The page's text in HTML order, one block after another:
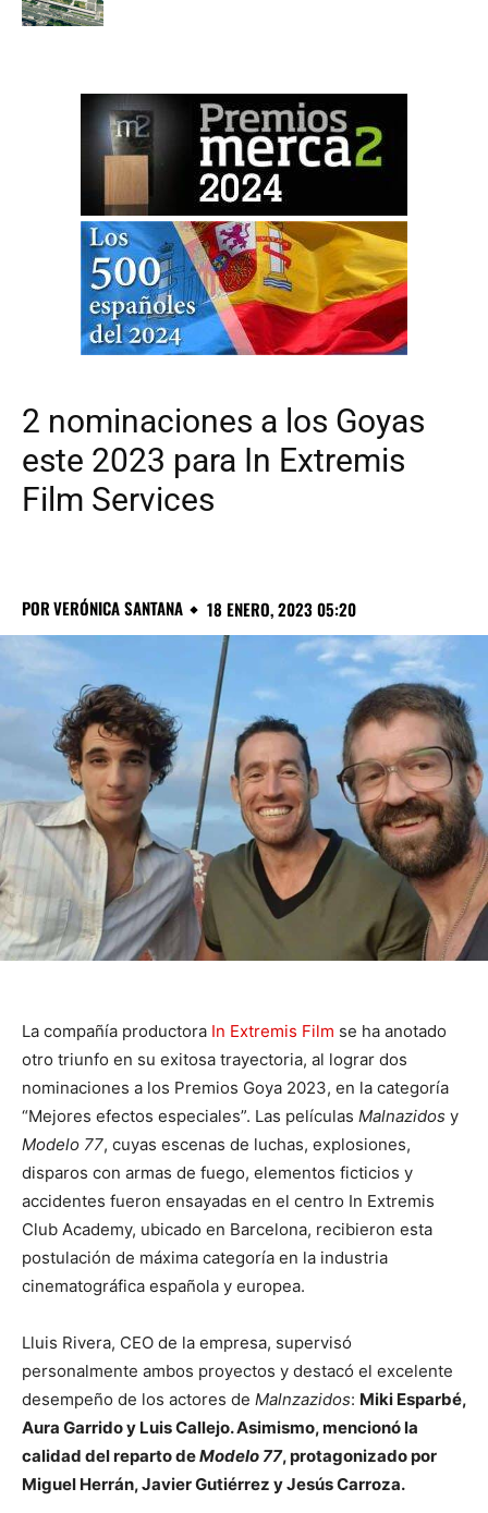
2 nominaciones a los Goyas
este 2023 para In Extremis
Film Services
PORVERÓNICA SANTANA 18 ENERO, 2023 05:20
La compañía productora In Extremis Film se ha anotado
otro triunfo en su exitosa trayectoria, al lograr dos
nominaciones a los Premios Goya 2023, en la categoría
“Mejores efectos especiales”. Las películas Malnazidos y
Modelo 77, cuyas escenas de luchas, explosiones,
disparos con armas de fuego, elementos ficticios y
accidentes fueron ensayadas en el centro In Extremis
Club Academy, ubicado en Barcelona, recibieron esta
postulación de máxima categoría en la industria
cinematográfica española y europea.
Lluis Rivera, CEO de la empresa, supervisó
personalmente ambos proyectos y destacó el excelente
desempeño de los actores de Malnzazidos: Miki Esparbé,
Aura Garrido y Luis Callejo. Asimismo, mencionó la
calidad del reparto deModelo 77, protagonizado por
Miguel Herrán, Javier Gutiérrez y Jesús Carroza.